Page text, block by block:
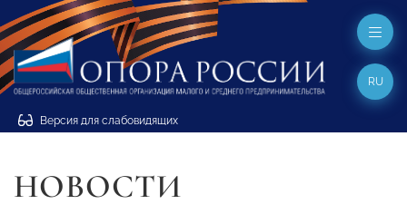
Версия для слабовидящих
RU
НОВОСТИ